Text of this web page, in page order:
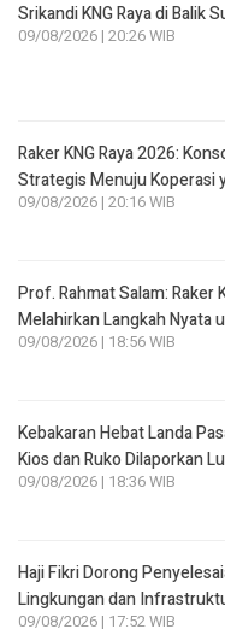
Srikandi KNG Raya di Balik
09/08/2026 | 20:26 WIB
Raker KNG Raya 2026:
Strategis Menuju Koperasi
09/08/2026 | 20:16 WIB
Prof. Rahmat Salam: Raker
Melahirkan Langkah Nyata
09/08/2026 | 18:56 WIB
Kebakaran Hebat Landa
Kios dan Ruko Dilaporkan
09/08/2026 | 18:36 WIB
Haji Fikri Dorong
Lingkungan dan
09/08/2026 | 17:52 WIB